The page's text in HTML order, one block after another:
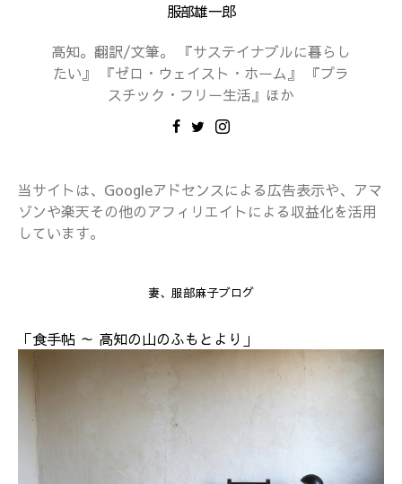
服部雄一郎
高知。翻訳/文筆。 『サステイナブルに暮らし
たい』 『ゼロ・ウェイスト・ホーム』 『プラ
スチック・フリー生活』ほか
当サイトは、Googleアドセンスによる広告表示や、アマ
ゾンや楽天その他のアフィリエイトによる収益化を活用
しています。
妻、服部麻子ブログ
「食手帖 ～ 高知の山のふもとより」